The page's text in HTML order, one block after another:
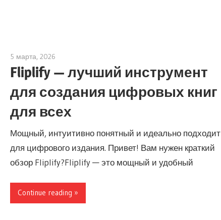
5 марта, 2026
Fliplify — лучший инструмент
для создания цифровых книг
для всех
Мощный, интуитивно понятный и идеально подходит
для цифрового издания. Привет! Вам нужен краткий
обзор Fliplify?Fliplify — это мощный и удобный
Continue reading